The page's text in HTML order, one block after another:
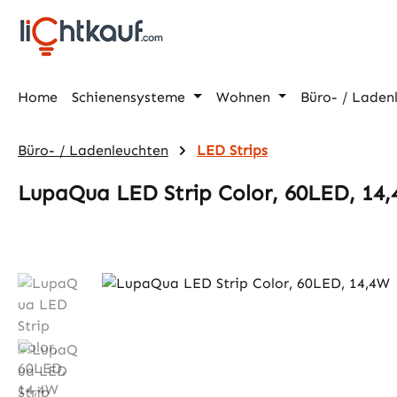
Hauptinhalt springen
Zur Suche springen
Zur Hauptnavigation springen
Home Schienensysteme Wohnen Büro- /
Büro- / Ladenleuchten LED Strips
LupaQua LED Strip Color, 60LED,
Bildergalerie überspringen